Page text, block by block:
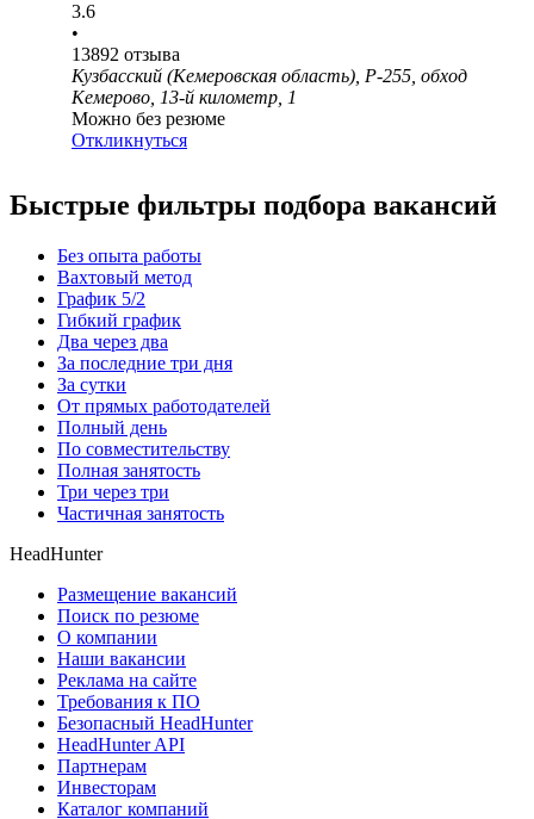
3.6
•
13892 отзыва
Кузбасский (Кемеровская область), Р-255, обход
Кемерово, 13-й километр, 1
Можно без резюме
Откликнуться
Быстрые фильтры подбора вакансий
Без опыта работы
Вахтовый метод
График 5/2
Гибкий график
Два через два
За последние три дня
За сутки
От прямых работодателей
Полный день
По совместительству
Полная занятость
Три через три
Частичная занятость
HeadHunter
Размещение вакансий
Поиск по резюме
О компании
Наши вакансии
Реклама на сайте
Требования к ПО
Безопасный HeadHunter
HeadHunter API
Партнерам
Инвесторам
Каталог компаний